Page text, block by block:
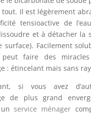
tout. Il est légèrement
tensioactive de
et à détacher la
surface). Facilement
peut faire des
: étincelant mais sans
si vous avez
de plus grand
unservice ménager